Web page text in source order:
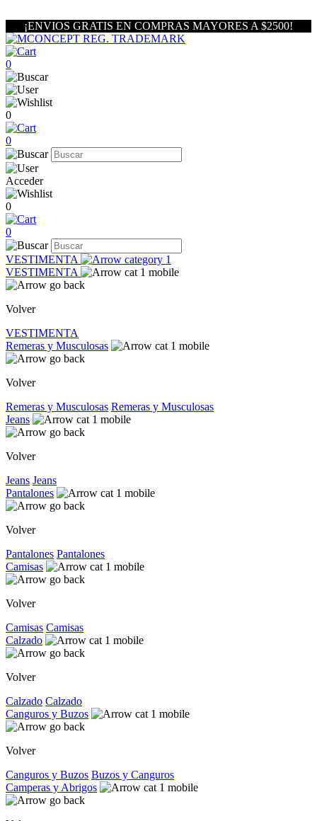
¡ENVIOS GRATIS EN COMPRAS MAYORES A $2500!
0
0
0
Acceder
0
0
VESTIMENTA
VESTIMENTA
Volver
VESTIMENTA
Remeras y Musculosas
Volver
Remeras y Musculosas Remeras y Musculosas
Jeans
Volver
Jeans Jeans
Pantalones
Volver
Pantalones Pantalones
Camisas
Volver
Camisas Camisas
Calzado
Volver
Calzado Calzado
Canguros y Buzos
Volver
Canguros y Buzos Buzos y Canguros
Camperas y Abrigos